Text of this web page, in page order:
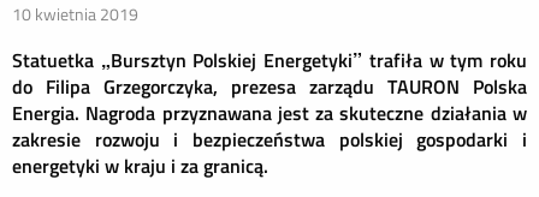
10 kwietnia 2019
Statuetka „Bursztyn Polskiej Energetyki” trafiła w tym roku
do Filipa Grzegorczyka, prezesa zarządu TAURON Polska
Energia. Nagroda przyznawana jest za skuteczne działania w
zakresie rozwoju i bezpieczeństwa polskiej gospodarki i
energetyki w kraju i za granicą.